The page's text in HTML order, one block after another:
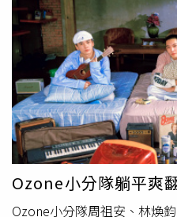
枝。鋼鐵爸在節目中感激地
槍，不然我一定會去找肇事
他推向深淵。鋼鐵爸坦言曾
陸成功戒毒，2015年回台後
家人，怎料兒子突然離世，
當藉口繼續吸毒。在罪惡感
己「不配為人父」，憤而騎
痛哭，在一個左彎處以極低
滾。清醒後的鋼鐵爸感受到
了11根肋骨，所幸命大未往
竟又耐不住毒癮，躲進廁所
Ozone小分隊躺平爽
Ozone小分隊周祖安、林煥